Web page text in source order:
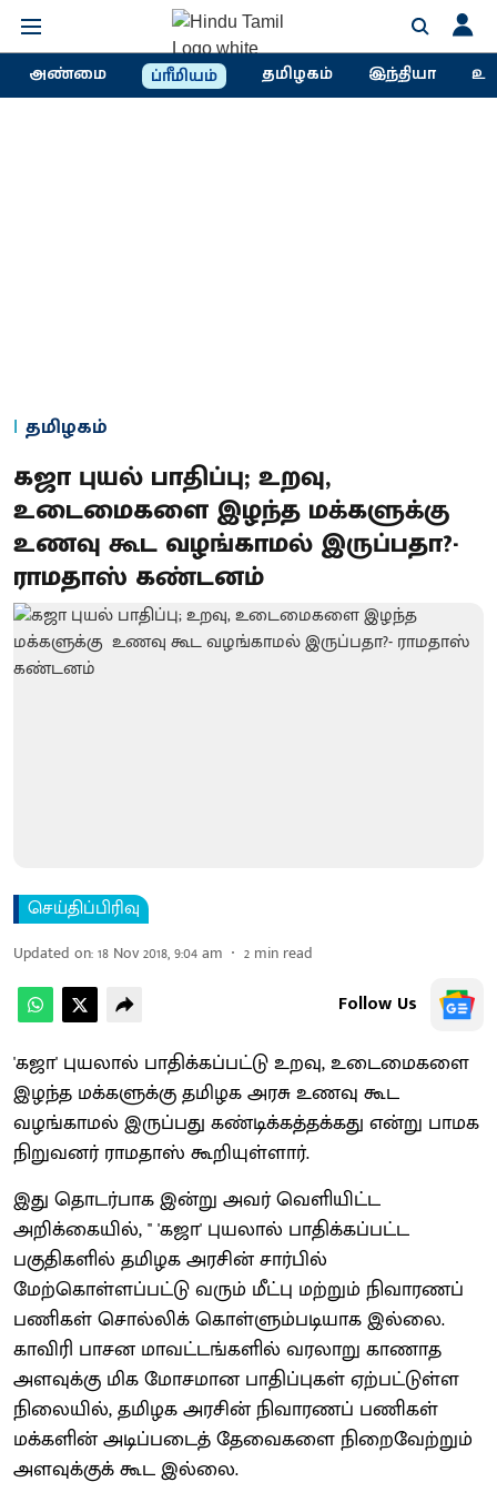
அண்மை ப்ரீமியம் தமிழகம் இந்தியா
தமிழகம்
கஜா புயல் பாதிப்பு; உறவு,
உடைமைகளை இழந்த மக்களுக்கு
உணவு கூட வழங்காமல் இருப்பதா?-
ராமதாஸ் கண்டனம்
செய்திப்பிரிவு
Updated on:18 Nov 2018, 9:04 am 2 min read
Follow Us
'கஜா' புயலால் பாதிக்கப்பட்டு உறவு, உடைமைகளை
இழந்த மக்களுக்கு தமிழக அரசு உணவு கூட
வழங்காமல் இருப்பது கண்டிக்கத்தக்கது என்று பாமக
நிறுவனர் ராமதாஸ் கூறியுள்ளார்.
இது தொடர்பாக இன்று அவர் வெளியிட்ட
அறிக்கையில், '' 'கஜா' புயலால் பாதிக்கப்பட்ட
பகுதிகளில் தமிழக அரசின் சார்பில்
மேற்கொள்ளப்பட்டு வரும் மீட்பு மற்றும் நிவாரணப்
பணிகள் சொல்லிக் கொள்ளும்படியாக இல்லை.
காவிரி பாசன மாவட்டங்களில் வரலாறு காணாத
அளவுக்கு மிக மோசமான பாதிப்புகள் ஏற்பட்டுள்ள
நிலையில், தமிழக அரசின் நிவாரணப் பணிகள்
மக்களின் அடிப்படைத் தேவைகளை நிறைவேற்றும்
அளவுக்குக் கூட இல்லை.